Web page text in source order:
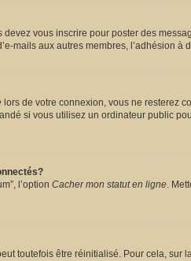
vous inscrire pour poster des
mails aux autres membres, l’adhésion
lors de votre connexion, vous ne resterez
si vous utilisez un ordinateur public
l’option Cacher mon statut en ligne.
toutefois être réinitialisé. Pour cela, sur